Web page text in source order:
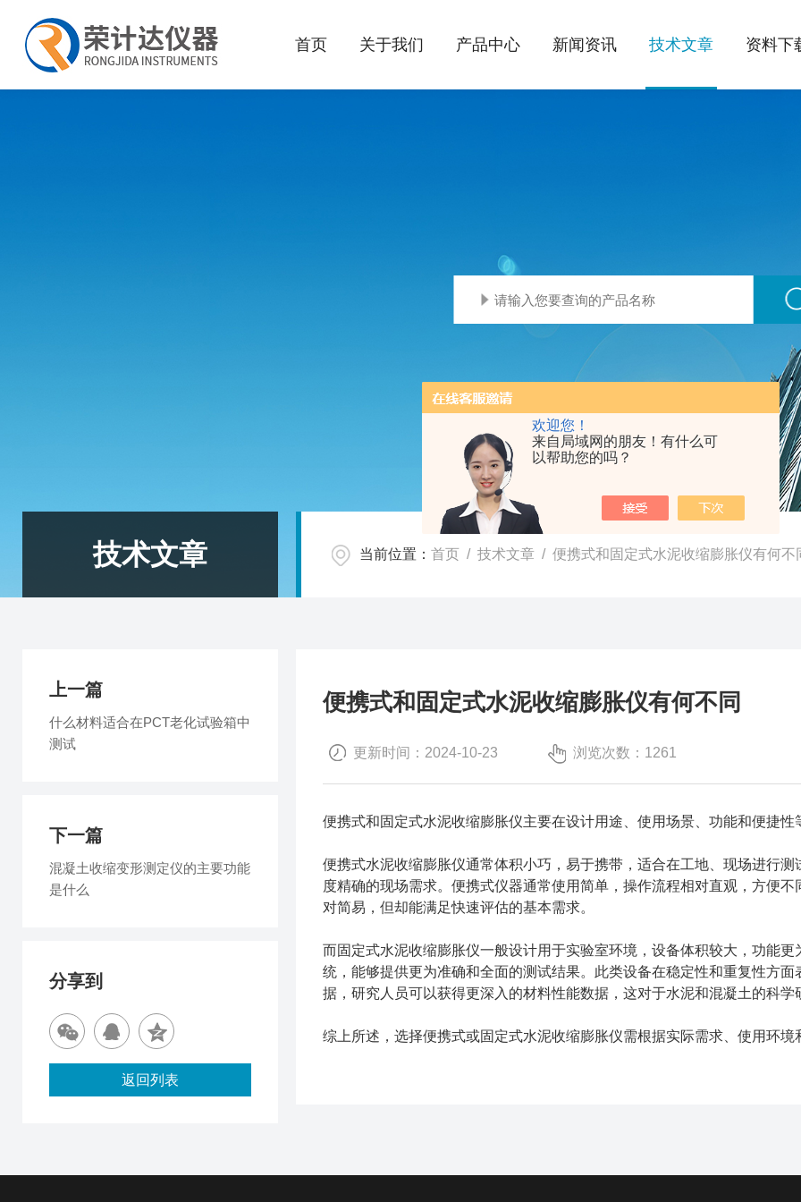
欢迎您！
来自局域网的朋友！有什么可
以帮助您的吗？
首页 关于我们 产品中心 新闻资讯 技术文章 资料下
技术文章 当前位置： 首页 / 技术文章 / 便携式和固定式水泥收缩膨胀仪有何不
便携式和固定式水泥收缩膨胀仪有何不同
更新时间：2024-10-23 浏览次数：1261
便携式和固定式水泥收缩膨胀仪主要在设计用途、使用场景、功能和便捷性
便携式水泥收缩膨胀仪通常体积小巧，易于携带，适合在工地、现场进行
度精确的现场需求。便携式仪器通常使用简单，操作流程相对直观，方便
对简易，但却能满足快速评估的基本需求。
而固定式水泥收缩膨胀仪一般设计用于实验室环境，设备体积较大，功能
统，能够提供更为准确和全面的测试结果。此类设备在稳定性和重复性方
据，研究人员可以获得更深入的材料性能数据，这对于水泥和混凝土的科
综上所述，选择便携式或固定式水泥收缩膨胀仪需根据实际需求、使用环
上一篇
什么材料适合在PCT老化试验箱中
测试
下一篇
混凝土收缩变形测定仪的主要功能
是什么
分享到
返回列表